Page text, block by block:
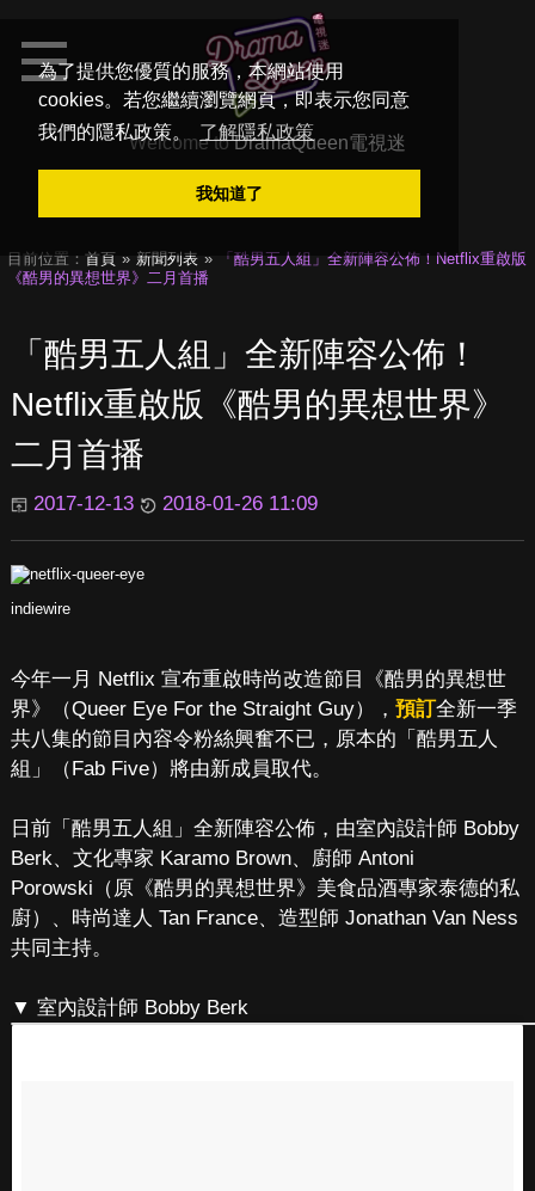
為了提供您優質的服務，本網站使用
cookies。若您繼續瀏覽網頁，即表示您同意
我們的隱私政策。
了解隱私政策
我知道了
Welcome toDramaQueen電視迷
目前位置： 首頁 新聞列表
「酷男五人組」全新陣容公佈！Netflix重啟版
《酷男的異想世界》二月首播
「酷男五人組」全新陣容公佈！
Netflix重啟版《酷男的異想世界》
二月首播
2017-12-13 2018-01-26 11:09
indiewire
今年一月 Netflix 宣布重啟時尚改造節目《酷男的異想世
界》（Queer Eye For the Straight Guy）， 預訂全新一季
共八集的節目內容令粉絲興奮不已，原本的「酷男五人
組」（Fab Five）將由新成員取代。
日前「酷男五人組」全新陣容公佈，由室內設計師 Bobby
Berk、文化專家 Karamo Brown、廚師 Antoni
Porowski（原《酷男的異想世界》美食品酒專家泰德的私
廚）、時尚達人 Tan France、造型師 Jonathan Van Ness
共同主持。
▼ 室內設計師 Bobby Berk